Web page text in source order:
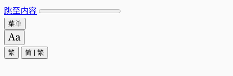
跳至内容
菜单
繁 简 繁